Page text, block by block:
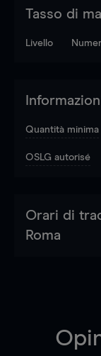
Tasso di
Livello
Quantità minima
OSLG autorisé
Orari di
Roma